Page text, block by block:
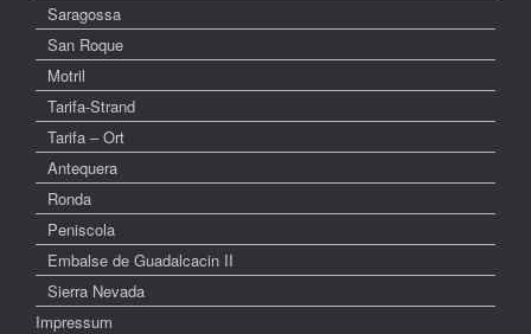
Saragossa
San Roque
Motril
Tarifa-Strand
Tarifa – Ort
Antequera
Ronda
Peniscola
Embalse de Guadalcacin II
Sierra Nevada
Impressum